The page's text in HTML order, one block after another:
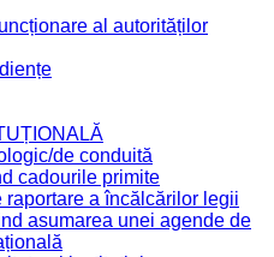
al autorităților
de conduită
cadourile primite
raportare a încălcărilor legii
asumarea unei agende de